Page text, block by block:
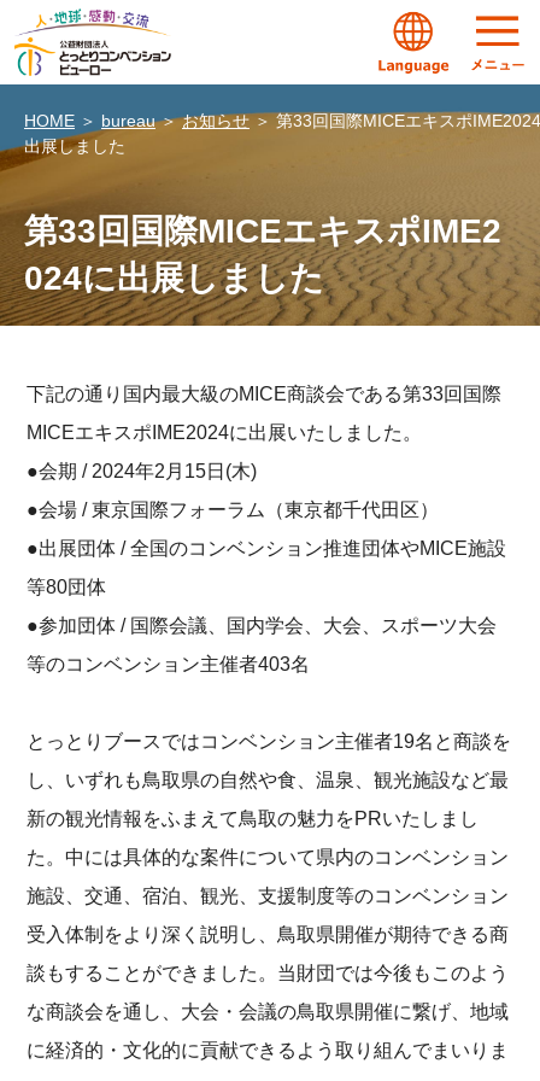
HOME ＞ bureau＞お知らせ＞ 第33回国際MICEエキスポ
出展しました
第33回国際MICEエキスポIME2
024に出展しました
下記の通り国内最大級のMICE商談会である第33回国際
MICEエキスポIME2024に出展いたしました。
●会期 / 2024年2月15日(木)
●会場 / 東京国際フォーラム（東京都千代田区）
●出展団体 / 全国のコンベンション推進団体やMICE施設
等80団体
●参加団体 / 国際会議、国内学会、大会、スポーツ大会
等のコンベンション主催者403名
とっとりブースではコンベンション主催者19名と商談を
し、いずれも鳥取県の自然や食、温泉、観光施設など最
新の観光情報をふまえて鳥取の魅力をPRいたしまし
た。中には具体的な案件について県内のコンベンション
施設、交通、宿泊、観光、支援制度等のコンベンション
受入体制をより深く説明し、鳥取県開催が期待できる商
談もすることができました。当財団では今後もこのよう
な商談会を通し、大会・会議の鳥取県開催に繋げ、地域
に経済的・文化的に貢献できるよう取り組んでまいりま